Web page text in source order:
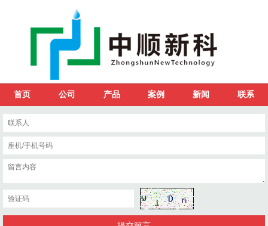
首页 公司 产品 案例 新闻 联系